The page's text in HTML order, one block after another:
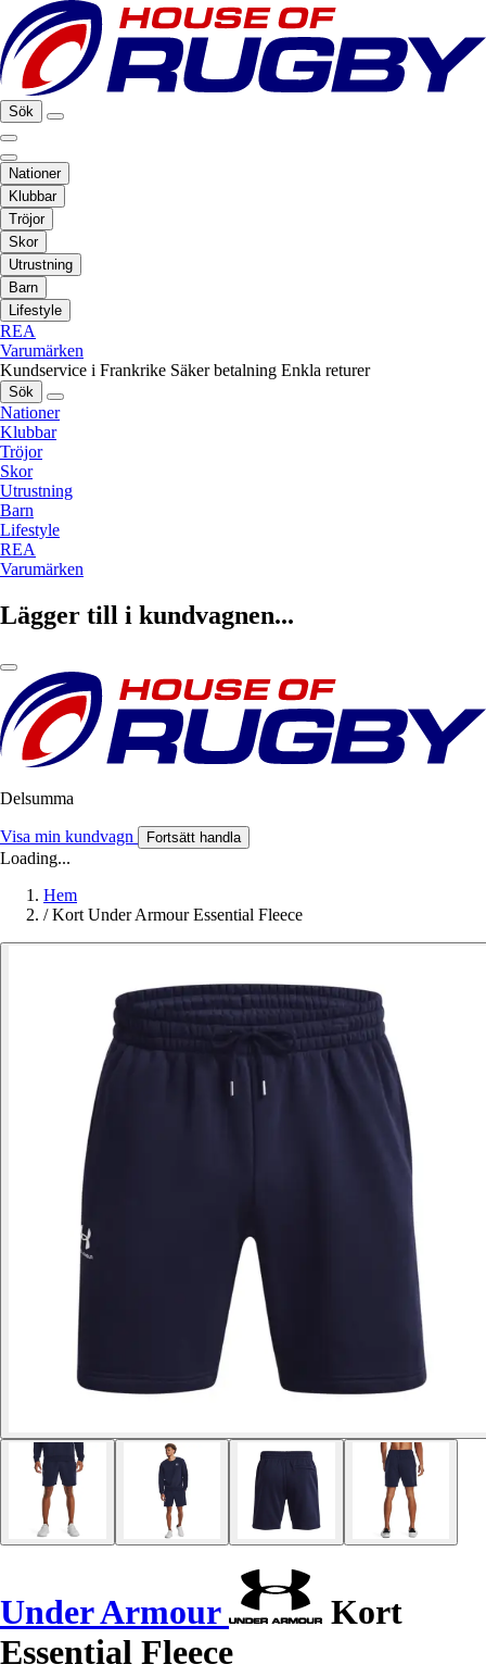
Sök
Nationer
Klubbar
Tröjor
Skor
Utrustning
Barn
Lifestyle
REA
Varumärken
Kundservice i Frankrike Säker betalning Enkla returer
Sök
Nationer
Klubbar
Tröjor
Skor
Utrustning
Barn
Lifestyle
REA
Varumärken
Lägger till i kundvagnen...
Delsumma
Visa min kundvagn Fortsätt handla
Loading...
Hem
/ Kort Under Armour Essential Fleece
Under Armour
Kort
Essential Fleece